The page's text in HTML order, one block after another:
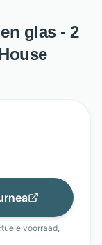
glas - 2
voorraad,